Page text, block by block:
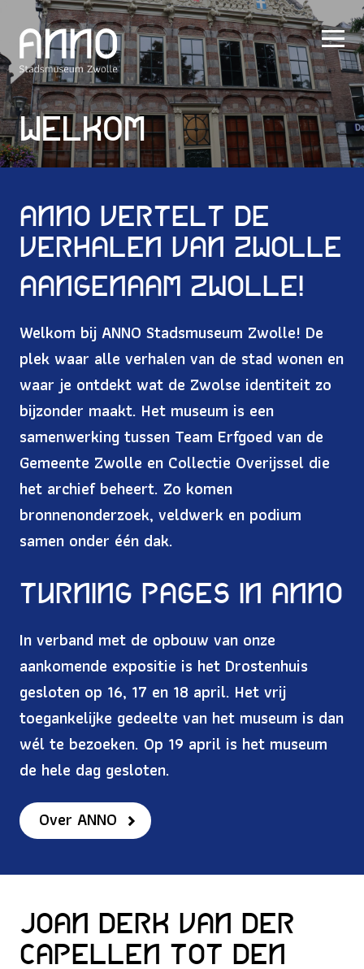
Welkom
ANNO vertelt de
verhalen van Zwolle
AANGENAAM ZWOLLE!
Welkom bij ANNO Stadsmuseum Zwolle! De
plek waar alle verhalen van de stad wonen en
waar je ontdekt wat de Zwolse identiteit zo
bijzonder maakt. Het museum is een
samenwerking tussen Team Erfgoed van de
Gemeente Zwolle en Collectie Overijssel die
het archief beheert. Zo komen
bronnenonderzoek, veldwerk en podium
samen onder één dak.
Turning pages in ANNO
In verband met de opbouw van onze
aankomende expositie is het Drostenhuis
gesloten op 16, 17 en 18 april. Het vrij
toegankelijke gedeelte van het museum is dan
wél te bezoeken. Op 19 april is het museum
de hele dag gesloten.
Over ANNO
Joan Derk van der
Capellen tot den